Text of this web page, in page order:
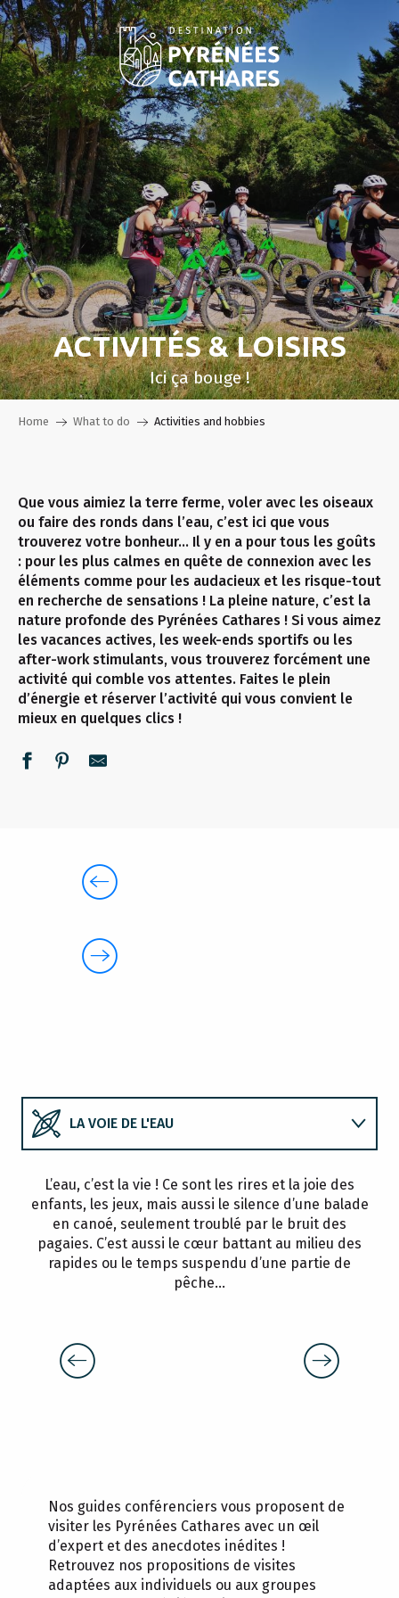
Aller
au
contenu
principal
ACTIVITÉS & LOISIRS
Ici ça bouge !
Home What to do Activities and hobbies
Que vous aimiez la terre ferme, voler avec les oiseaux
ou faire des ronds dans l’eau, c’est ici que vous
trouverez votre bonheur… Il y en a pour tous les goûts
: pour les plus calmes en quête de connexion avec les
éléments comme pour les audacieux et les risque-tout
en recherche de sensations ! La pleine nature, c’est la
nature profonde des Pyrénées Cathares ! Si vous aimez
les vacances actives, les week-ends sportifs ou les
after-work stimulants, vous trouverez forcément une
activité qui comble vos attentes. Faites le plein
d’énergie et réserver l’activité qui vous convient le
mieux en quelques clics !
LA VOIE DE L'EAU
LES PIEDS SUR TERRE
PRENDRE L'AIR
L’eau, c’est la vie ! Ce sont les rires et la joie des
enfants, les jeux, mais aussi le silence d’une balade
en canoé, seulement troublé par le bruit des
pagaies. C’est aussi le cœur battant au milieu des
rapides ou le temps suspendu d’une partie de
pêche…
PISCINE MUNICIPALE D'ÉTÉ
Nos guides conférenciers vous proposent de
visiter les Pyrénées Cathares avec un œil
d’expert et des anecdotes inédites !
Retrouvez nos propositions de visites
adaptées aux individuels ou aux groupes